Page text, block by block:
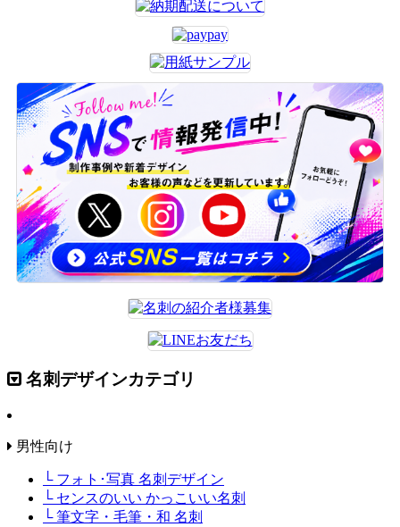
名刺デザインカテゴリ
男性向け
└ フォト･写真 名刺デザイン
└ センスのいい かっこいい名刺
└ 筆文字・毛筆・和 名刺